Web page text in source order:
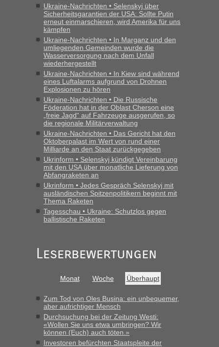
Ukraine-Nachrichten • Selenskyj über
Sicherheitsgarantien der USA: Sollte Putin
erneut einmarschieren, wird Amerika für uns
kämpfen
Ukraine-Nachrichten • In Marganz und den
umliegenden Gemeinden wurde die
Wasserversorgung nach dem Unfall
wiederhergestellt
Ukraine-Nachrichten • In Kiew sind während
eines Luftalarms aufgrund von Drohnen
Explosionen zu hören
Ukraine-Nachrichten • Die Russische
Föderation hat in der Oblast Cherson eine
„freie Jagd“ auf Fahrzeuge ausgerufen, so
die regionale Militärverwaltung
Ukraine-Nachrichten • Das Gericht hat den
Oktoberpalast im Wert von rund einer
Milliarde an den Staat zurückgegeben
Ukrinform • Selenskyj kündigt Vereinbarung
mit den USA über monatliche Lieferung von
Abfangraketen an
Ukrinform • Jedes Gespräch Selenskyj mit
ausländischen Spitzenpolitikern beginnt mit
Thema Raketen
Tagesschau • Ukraine: Schutzlos gegen
ballistische Raketen
Leserbewertungen
Monat Woche Überhaupt
Zum Tod von Oles Busina: ein unbequemer,
aber aufrichtiger Mensch
Durchsuchung bei der Zeitung Westi:
«Wollen Sie uns etwa umbringen? Wir
können (Euch) auch töten.»
Investoren befürchten Staatspleite der